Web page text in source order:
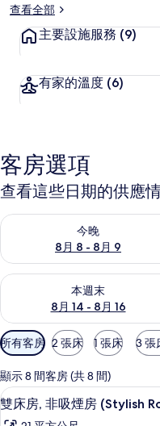
查看全部
主要設施服務 (9)
有家的溫度 (6)
客房選項
查看這些日期的供應
今晚
8月 8 - 8月 9
查看今晚 (8月 8 - 8月 9) 的
本週末
8月 14 - 8月 16
查看本週末 (8月 14 - 8月 16)
可
用
的
客
房
所有客房 2 張床 1 張床 3 張
顯示 8 間客房 (共 8 間)
顯
示
4
雙床房, 非吸煙房 (Stylish